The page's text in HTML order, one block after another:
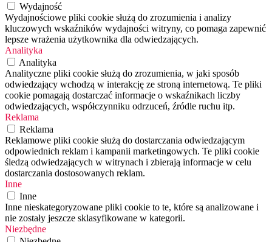
Wydajność
Wydajnościowe pliki cookie służą do zrozumienia i analizy
kluczowych wskaźników wydajności witryny, co pomaga zapewnić
lepsze wrażenia użytkownika dla odwiedzających.
Analityka
Analityka
Analityczne pliki cookie służą do zrozumienia, w jaki sposób
odwiedzający wchodzą w interakcję ze stroną internetową. Te pliki
cookie pomagają dostarczać informacje o wskaźnikach liczby
odwiedzających, współczynniku odrzuceń, źródle ruchu itp.
Reklama
Reklama
Reklamowe pliki cookie służą do dostarczania odwiedzającym
odpowiednich reklam i kampanii marketingowych. Te pliki cookie
śledzą odwiedzających w witrynach i zbierają informacje w celu
dostarczania dostosowanych reklam.
Inne
Inne
Inne nieskategoryzowane pliki cookie to te, które są analizowane i
nie zostały jeszcze sklasyfikowane w kategorii.
Niezbędne